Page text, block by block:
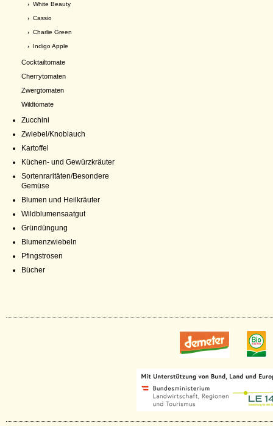
› White Beauty
› Cassio
› Charlie Green
› Indigo Apple
Cocktailtomate
Cherrytomaten
Zwergtomaten
Wildtomate
Zucchini
Zwiebel/Knoblauch
Kartoffel
Küchen- und Gewürzkräuter
Sortenraritäten/Besondere
Gemüse
Blumen und Heilkräuter
Wildblumensaatgut
Gründüngung
Blumenzwiebeln
Pfingstrosen
Bücher